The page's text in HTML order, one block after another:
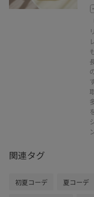
関連タグ
初夏コーデ 夏コーデ